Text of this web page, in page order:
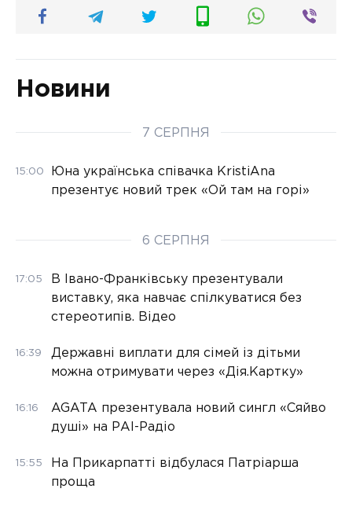
Новини
7 СЕРПНЯ
15:00
Юна українська співачка KristiAna
презентує новий трек «Ой там на горі»
6 СЕРПНЯ
17:05
В Івано-Франківську презентували
виставку, яка навчає спілкуватися без
стереотипів. Відео
16:39
Державні виплати для сімей із дітьми
можна отримувати через «Дія.Картку»
16:16
AGATA презентувала новий сингл «Сяйво
душі» на РАІ-Радіо
15:55
На Прикарпатті відбулася Патріарша
проща